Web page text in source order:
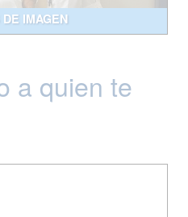
IMAGEN
a quien te